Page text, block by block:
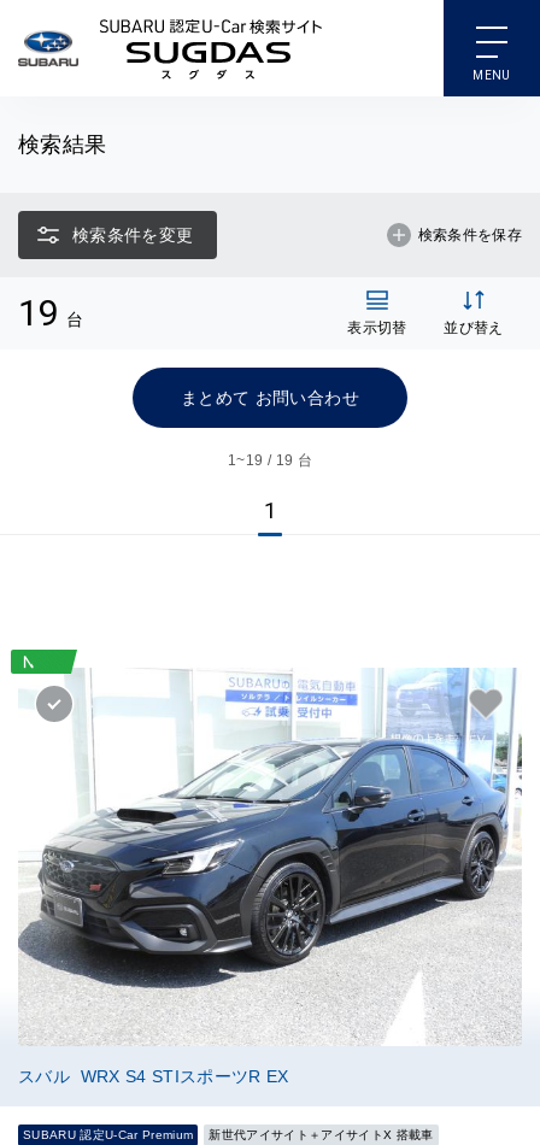
SUBARU 認定U-Car検索
検索結果
検索条件を変更 検索条件を保存
19 台 表示切替 並び替え
まとめて お問い合わせ
1~19 / 19 台
1
スバル WRX S4 STIスポーツR EX
SUBARU 認定U-Car Premium 新世代アイサイト＋アイサイトX 搭載車